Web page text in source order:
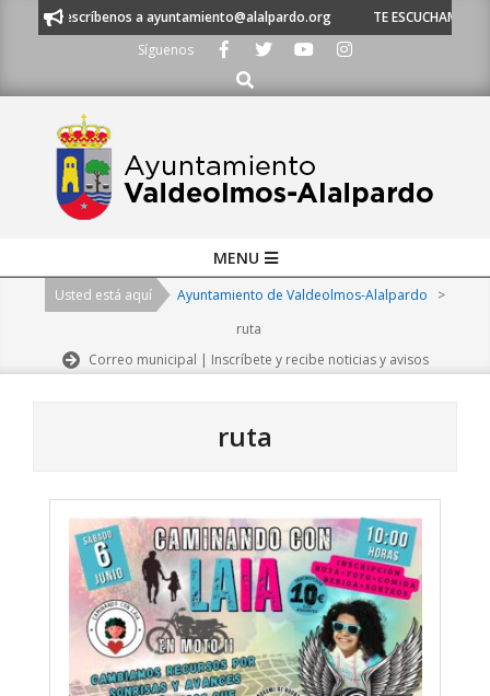
a ayuntamiento@alalpardo.org
TE ESCUCHAMOS -
Síguenos
Buscar
Navigation
MENU
Usted está aquí Ayuntamiento de Valdeolmos-Alalpardo
>
ruta
Correo municipal | Inscríbete y recibe noticias y avisos
ruta